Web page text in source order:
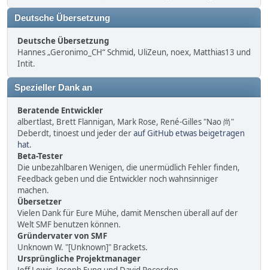
Deutsche Übersetzung
Deutsche Übersetzung
Hannes „Geronimo_CH“ Schmid, UliZeun, noex, Matthias13 und
Intit.
Spezieller Dank an
Beratende Entwickler
albertlast, Brett Flannigan, Mark Rose, René-Gilles "Nao 尚"
Deberdt, tinoest und jeder derauf GitHub etwas beigetragen
hat.
Beta-Tester
Die unbezahlbaren Wenigen, die unermüdlich Fehler finden,
Feedback geben und die Entwickler noch wahnsinniger
machen.
Übersetzer
Vielen Dank für Eure Mühe, damit Menschen überall auf der
Welt SMF benutzen können.
Gründervater von SMF
Unknown W. "[Unknown]" Brackets.
Ursprüngliche Projektmanager